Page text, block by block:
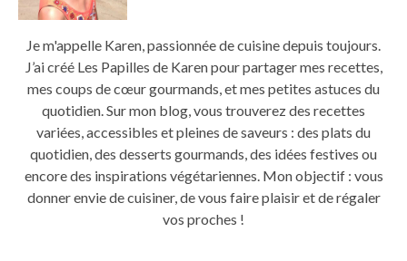
Je m'appelle Karen, passionnée de cuisine depuis toujours.
J’ai créé Les Papilles de Karen pour partager mes recettes,
mes coups de cœur gourmands, et mes petites astuces du
quotidien. Sur mon blog, vous trouverez des recettes
variées, accessibles et pleines de saveurs : des plats du
quotidien, des desserts gourmands, des idées festives ou
encore des inspirations végétariennes. Mon objectif : vous
donner envie de cuisiner, de vous faire plaisir et de régaler
vos proches !